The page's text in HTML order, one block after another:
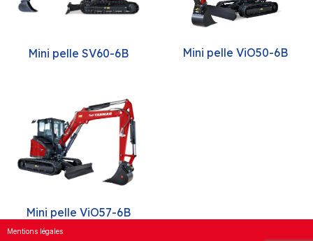
Mini pelle SV60-6B Mini pelle ViO50-6B
Mini pelle ViO57-6B
Mentions légales